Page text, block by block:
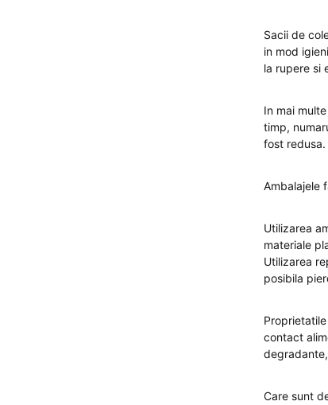
Sacii de
in mod
la rupere si
In mai
timp,
fost redusa.
Ambalajele
Utilizarea
materiale
Utilizarea
posibila
contact
Care sunt